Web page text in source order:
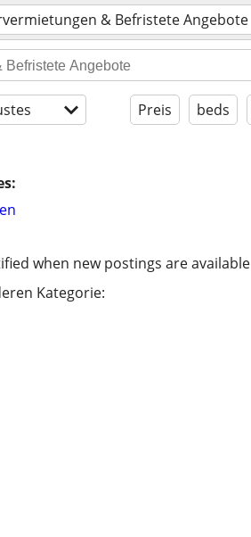
& Befristete Angebote
Preis beds
when new postings are available
Kategorie: